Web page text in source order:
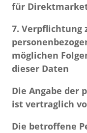
für
7. Verpflichtung
möglichen
dieser Daten
Die Angabe der
ist vertraglich
Die betroffene